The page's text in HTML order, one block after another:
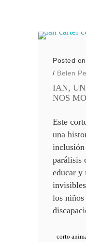
Posted
/ Belen
IAN,
NOS
Este
una
parálisis
educar y
los
corto